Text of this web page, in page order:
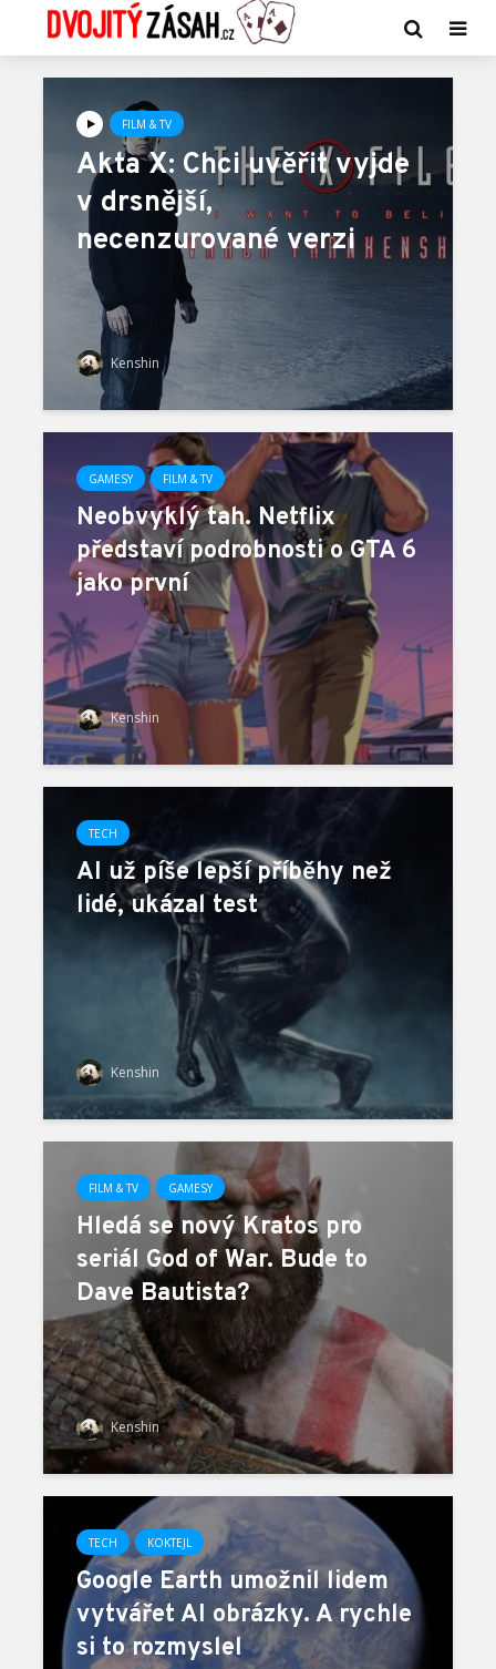
FILM & TV
Akta X: Chci uvěřit vyjde
v drsnější,
necenzurované verzi
Kenshin
GAMESY FILM & TV
Neobvyklý tah. Netflix
představí podrobnosti o GTA 6
jako první
Kenshin
TECH
AI už píše lepší příběhy než
lidé, ukázal test
Kenshin
FILM & TV GAMESY
Hledá se nový Kratos pro
seriál God of War. Bude to
Dave Bautista?
Kenshin
TECH KOKTEJL
Google Earth umožnil lidem
vytvářet AI obrázky. A rychle
si to rozmyslel